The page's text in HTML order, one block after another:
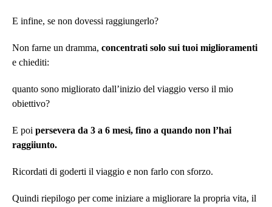
E infine, se non dovessi raggiungerlo?
Non farne un dramma, concentrati solo sui tuoi miglioramenti
e chiediti:
quanto sono migliorato dall’inizio del viaggio verso il mio
obiettivo?
E poi persevera da 3 a 6 mesi, fino a quando non l’hai
raggiiunto.
Ricordati di goderti il viaggio e non farlo con sforzo.
Quindi riepilogo per come iniziare a migliorare la propria vita, il